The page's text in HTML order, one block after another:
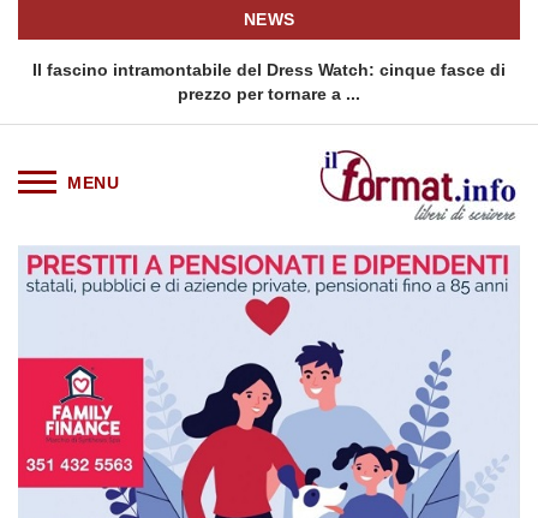
NEWS
del Dress Watch: cinque fasce di
prezzo per tornare a ...
Quellidipiazzaaffari